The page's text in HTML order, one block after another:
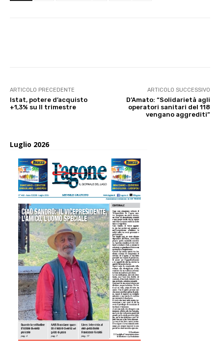
ARTICOLO PRECEDENTE
Istat, potere d’acquisto
+1,3% su II trimestre
ARTICOLO SUCCESSIVO
D’Amato: “Solidarietà agli
operatori sanitari del 118
vengano aggrediti”
Luglio 2026